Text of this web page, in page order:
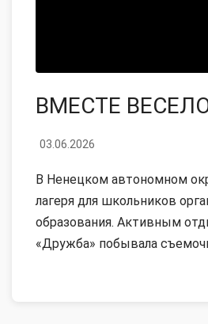
ВМЕСТЕ
03.06.2026
В Ненецком автономном
лагеря для школьников
образования. Активным
«Дружба» побывала